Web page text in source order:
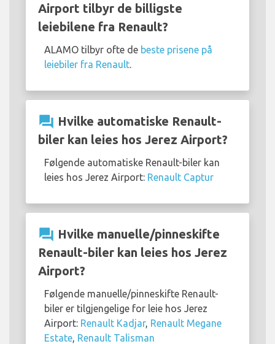
Airport tilbyr de billigste
leiebilene fra Renault?
ALAMO tilbyr ofte de beste prisene på
leiebiler fra Renault
question_answer Hvilke automatiske Renault-
biler kan leies hos Jerez Airport?
Følgende automatiske Renault-biler kan
leies hos Jerez Airport: Renault Captur
question_answer Hvilke manuelle/pinneskifte
Renault-biler kan leies hos Jerez
Airport?
Følgende manuelle/pinneskifte Renault-
biler er tilgjengelige for leie hos Jerez
Airport: Renault Kadjar, Renault Megane
Estate Renault Talisman